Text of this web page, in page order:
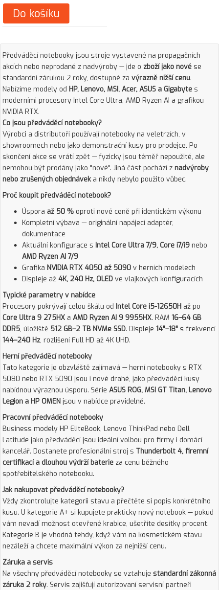
Do košíku
Předváděcí notebooky jsou stroje vystavené na propagačních
akcích nebo neprodané z nadvýroby — jde o zboží jako nové se
standardní zárukou 2 roky, dostupné za výrazně nižší cenu.
Nabízíme modely od HP, Lenovo, MSI, Acer, ASUS a Gigabyte s
moderními procesory Intel Core Ultra, AMD Ryzen AI a grafikou
NVIDIA RTX.
Co jsou předváděcí notebooky?
Výrobci a distributoři používají notebooky na veletrzích, v
showroomech nebo jako demonstrační kusy pro prodejce. Po
skončení akce se vrátí zpět — fyzicky jsou téměř nepoužité, ale
nemohou být prodány jako "nové". Jiná část pochází z nadvýroby
nebo zrušených objednáveka nikdy nebylo použito vůbec.
Proč koupit předváděcí notebook?
Úspora až 50 % oproti nové ceně při identickém výkonu
Kompletní výbava — originální napájecí adaptér,
dokumentace
Aktuální konfigurace s Intel Core Ultra 7/9, Core i7/i9 nebo
AMD Ryzen AI 7/9
Grafika NVIDIA RTX 4050 až 5090 v herních modelech
Displeje až 4K, 240 Hz, OLED ve vlajkových konfiguracích
Typické parametry v nabídce
Procesory pokrývají celou škálu od Intel Core i5-12650H až po
Core Ultra 9 275HX a AMD Ryzen AI 9 9955HX. RAM 16–64 GB
DDR5, úložiště 512 GB–2 TB NVMe SSD. Displeje 14"–18" s frekvencí
144–240 Hz, rozlišení Full HD až 4K UHD.
Herní předváděcí notebooky
Tato kategorie je obzvláště zajímavá — herní notebooky s RTX
5080 nebo RTX 5090 jsou i nové drahé, jako předváděcí kusy
nabídnou výraznou úsporu. Série ASUS ROG, MSI GT Titan, Lenovo
Legion a HP OMEN jsou v nabídce pravidelně.
Pracovní předváděcí notebooky
Business modely HP EliteBook, Lenovo ThinkPad nebo Dell
Latitude jako předváděcí jsou ideální volbou pro firmy i domácí
kancelář. Dostanete profesionální stroj s Thunderbolt 4, firemní
certifikací a dlouhou výdrží baterie za cenu běžného
spotřebitelského notebooku.
Jak nakupovat předváděcí notebooky?
Vždy zkontrolujte kategorii stavu a přečtěte si popis konkrétního
kusu. U kategorie A+ si kupujete prakticky nový notebook — pokud
vám nevadí možnost otevřené krabice, ušetříte desítky procent.
Kategorie B je vhodná tehdy, když vám na kosmetickém stavu
nezáleží a chcete maximální výkon za nejnižší cenu.
Záruka a servis
Na všechny předváděcí notebooky se vztahuje standardní zákonná
záruka 2 roky. Servis zajišťují autorizovaní servisní partneři